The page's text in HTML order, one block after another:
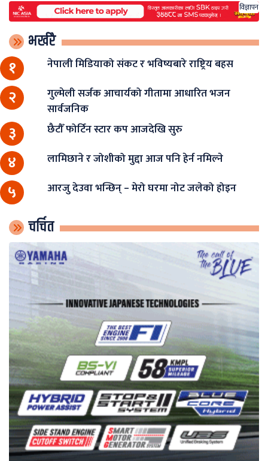
विज्ञापन
भर्खरै
१ नेपाली मिडियाको संकट र भविष्यबारे राष्ट्रिय बहस
२
गुल्मेली सर्जक आचार्यको गीतामा आधारित भजन
सार्वजनिक
३ छैटौँ फोर्टिन स्टार कप आजदेखि सुरु
४ लामिछाने र जोशीको मुद्दा आज पनि हेर्न नमिल्ने
५ आरजु देउवा भन्छिन् – मेरो घरमा नोट जलेको होइन
चर्चित